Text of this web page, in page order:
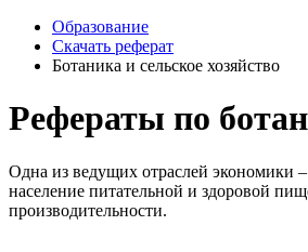
Образование
Скачать реферат
Ботаника и сельское хозяйство
Рефераты по
Одна из ведущих отраслей экономики –
население питательной и здоровой
производительности.